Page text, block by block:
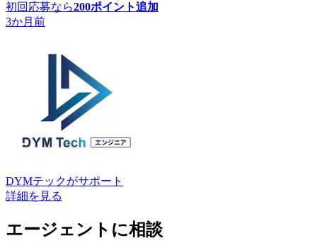
初回応募なら200ポイント追加
3か月前
DYMテックがサポート
詳細を見る
エージェントに相談